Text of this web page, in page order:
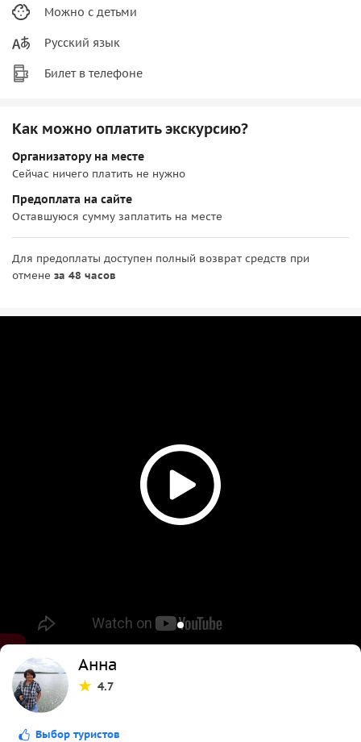
Можно с детьми
Русский язык
Билет в телефоне
Как можно оплатить экскурсию?
Организатору на месте
Сейчас ничего платить не нужно
Предоплата на сайте
Оставшуюся сумму заплатить на месте
Для предоплаты доступен полный возврат средств при
отмене за 48 часов
Анна
4.7
Выбор туристов